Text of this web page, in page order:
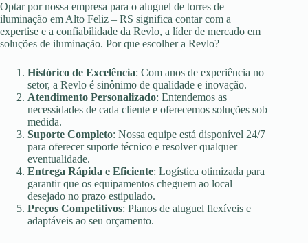
Optar por nossa empresa para o aluguel de torres de
iluminação em Alto Feliz – RS significa contar com a
expertise e a confiabilidade da Revlo, a líder de mercado em
soluções de iluminação. Por que escolher a Revlo?
Histórico de Excelência: Com anos de experiência no
setor, a Revlo é sinônimo de qualidade e inovação.
Atendimento Personalizado: Entendemos as
necessidades de cada cliente e oferecemos soluções sob
medida.
Suporte Completo: Nossa equipe está disponível 24/7
para oferecer suporte técnico e resolver qualquer
eventualidade.
Entrega Rápida e Eficiente: Logística otimizada para
garantir que os equipamentos cheguem ao local
desejado no prazo estipulado.
Preços Competitivos: Planos de aluguel flexíveis e
adaptáveis ao seu orçamento.